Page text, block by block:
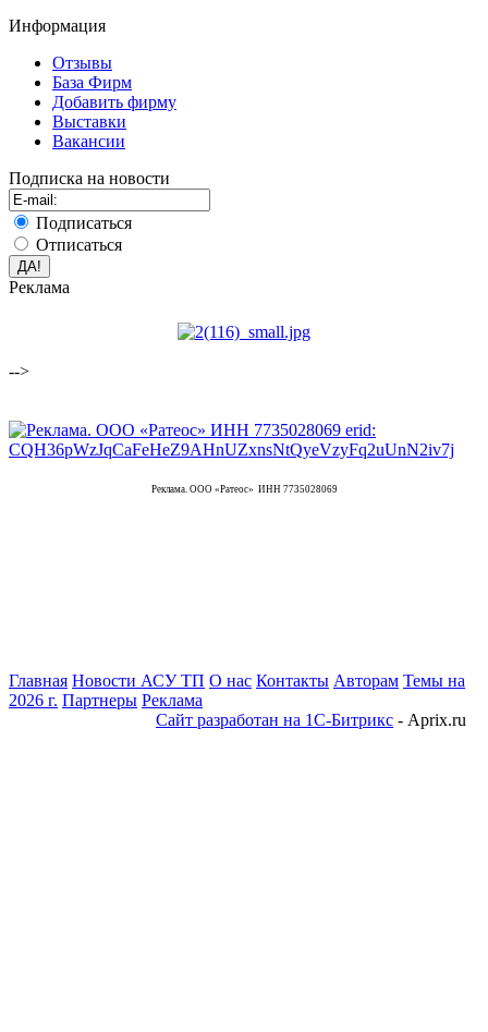
Информация
Отзывы
База Фирм
Добавить фирму
Выставки
Вакансии
Подписка на новости
Подписаться
Отписаться
Реклама
-->
Реклама. ООО «Ратеос» ИНН 7735028069
Главная Новости АСУ ТП О нас Контакты Авторам Темы на
2026 г. Партнеры Реклама
Сайт разработан на 1С-Битрикс - Aprix.ru